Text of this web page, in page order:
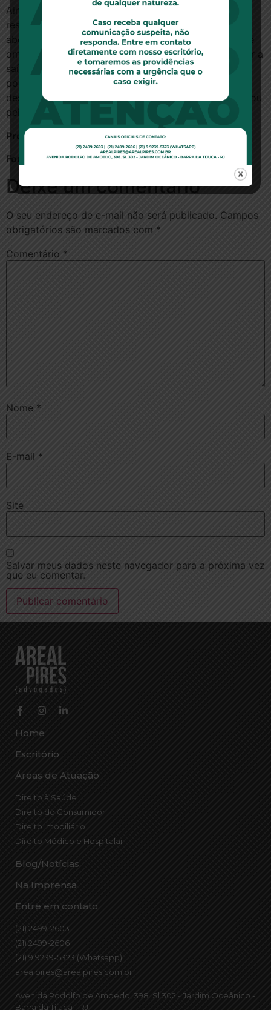
Ainda segundo Ziliani, o banco também deve
responder no limite de sua atuação omissa, “por ter
aberto a conta que fez o dinheiro circular e por ter se
omitido em providências internas que poderiam evitar a
saída do numerário da conta falsa”. A decisão se deu
por maioria de votos. O relator sorteado,
desembargador Maurício Campos da Silva Velho, votou
pela absolvição do tabelião, do corretor e do banco.
Processo 0028459- 92.2012.8.26.0001
Fonte:
ConJur
Deixe um comentário
O seu endereço de e-mail não será publicado. Campos
obrigatórios são marcados com *
Comentário *
Nome *
E-mail *
Site
Salvar meus dados neste navegador para a próxima vez
que eu comentar.
Home
Escritório
Áreas de Atuação
Direito à Saúde
Direito do Consumidor
Direito Imobiliário
Direito Médico e Hospitalar
Blog/Notícias
Na Imprensa
Entre em contato
(21) 2499-2603
(21) 2499-2606
(21) 9 9239-5323 (Whatsapp)
arealpires@arealpires.com.br
Avenida Rodolfo de Amoedo, 398. Sl 302 - Jardim Oceânico -
Barra da Tijuca - RJ